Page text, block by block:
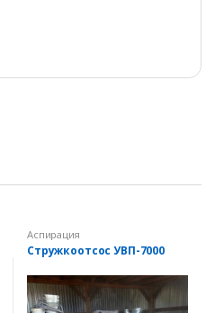
Аспирация
Стружкоотсос УВП-7000